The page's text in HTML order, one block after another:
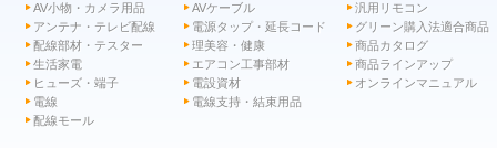
AV小物・カメラ用品
AVケーブル
アンテナ・テレビ配線
電源タップ・延長コード
配線部材・テスター
理美容・健康
生活家電
エアコン工事部材
ヒューズ・端子
電設資材
電線
電線支持・結束用品
配線モール
汎用リモコン
グリーン購入法適合商品
商品カタログ
商品ラインアップ
オンラインマニュアル